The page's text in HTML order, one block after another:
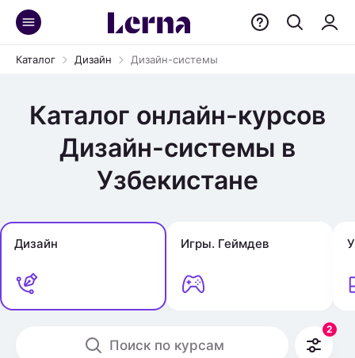
Каталог Дизайн Дизайн-системы
Каталог онлайн-курсов
Дизайн-системы в
Узбекистане
Дизайн Игры. Геймдев
Поиск по курсам
2